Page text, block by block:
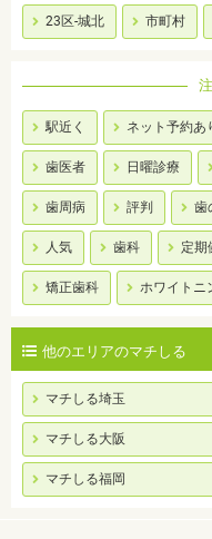
23区-城北 市町村
駅近く ネット予約あ
歯医者 日曜診療
歯周病 評判 歯
人気 歯科 定期
矯正歯科 ホワイトニ
他のエリアのマチしる
マチしる埼玉
マチしる大阪
マチしる福岡